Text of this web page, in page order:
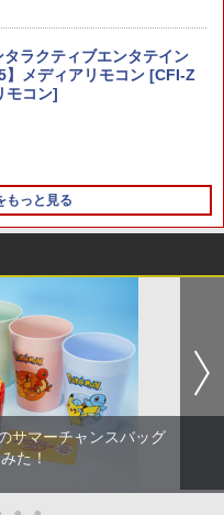
時をぬすむ少女 Nintendo
【メール便】
タラクティブエンタテイン
】メディアリモコン [CFI-Z
モコン]
もっと見る
PlayStation 5 ソフト モン
ーワイルズ - PS5 [CERO区
対象] 026-260803-ky-17
プレイコンピューターレ
と雪の女王 3D 【ブルーレ
テン・ベルブルーレイ／海
スタジオ
】涼宮ハルヒちゃん
初回限定生産 BOX
サマーチャンスバッグ
た！